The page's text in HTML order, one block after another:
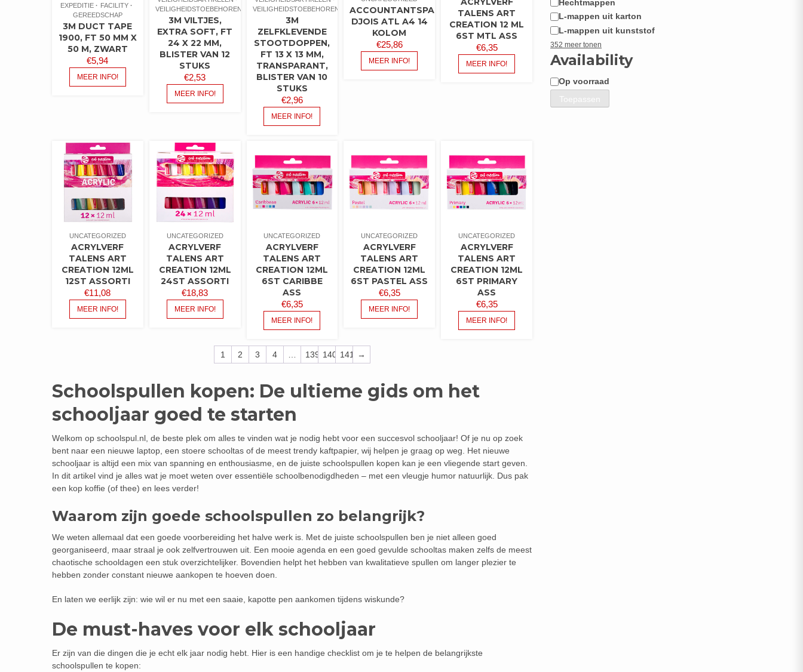
EXPEDITIE
FACILITY
GEREEDSCHAP
3M DUCT TAPE
1900, FT 50 MM X
50 M, ZWART
€5,94
MEER INFO!
VEILIGHEIDSTOEBEHOREN
3M VILTJES,
EXTRA SOFT, FT
24 X 22 MM,
BLISTER VAN 12
STUKS
€2,53
MEER INFO!
VEILIGHEIDSTOEBEHOREN
3M
ZELFKLEVENDE
STOOTDOPPEN,
FT 13 X 13 MM,
TRANSPARANT,
BLISTER VAN 10
STUKS
€2,96
MEER INFO!
ACCOUNTANTSPAPIER
DJOIS ATL A4 14
KOLOM
€25,86
MEER INFO!
TALENS ART
CREATION 12 ML
6ST MTL ASS
€6,35
MEER INFO!
UNCATEGORIZED
ACRYLVERF
TALENS ART
CREATION 12ML
12ST ASSORTI
€11,08
MEER INFO!
UNCATEGORIZED
ACRYLVERF
TALENS ART
CREATION 12ML
24ST ASSORTI
€18,83
MEER INFO!
UNCATEGORIZED
ACRYLVERF
TALENS ART
CREATION 12ML
6ST CARIBBE
ASS
€6,35
MEER INFO!
UNCATEGORIZED
ACRYLVERF
TALENS ART
CREATION 12ML
6ST PASTEL ASS
€6,35
MEER INFO!
UNCATEGORIZED
ACRYLVERF
TALENS ART
CREATION 12ML
6ST PRIMARY
ASS
€6,35
MEER INFO!
1 2 3 4 139 140 141 →
Schoolspullen kopen: De ultieme gids om het
schooljaar goed te starten
Welkom op schoolspul.nl, de beste plek om alles te vinden wat je nodig hebt voor een succesvol schooljaar! Of je nu op zoek
bent naar een nieuwe laptop, een stoere schooltas of de meest trendy kaftpapier, wij helpen je graag op weg. Het nieuwe
schooljaar is altijd een mix van spanning en enthousiasme, en de juiste schoolspullen kopen kan je een vliegende start geven.
In dit artikel vind je alles wat je moet weten over essentiële schoolbenodigdheden – met een vleugje humor natuurlijk. Dus pak
een kop koffie (of thee) en lees verder!
Waarom zijn goede schoolspullen zo belangrijk?
We weten allemaal dat een goede voorbereiding het halve werk is. Met de juiste schoolspullen ben je niet alleen goed
georganiseerd, maar straal je ook zelfvertrouwen uit. Een mooie agenda en een goed gevulde schooltas maken zelfs de meest
chaotische schooldagen een stuk overzichtelijker. Bovendien helpt het hebben van kwalitatieve spullen om langer plezier te
hebben zonder constant nieuwe aankopen te hoeven doen.
En laten we eerlijk zijn: wie wil er nu met een saaie, kapotte pen aankomen tijdens wiskunde?
De must-haves voor elk schooljaar
Er zijn van die dingen die je echt elk jaar nodig hebt. Hier is een handige checklist om je te helpen de belangrijkste
schoolspullen te kopen:
Hechtmappen
L-mappen uit karton
L-mappen uit kunststof
352 meer tonen
Availability
Beschikbaarheid
Op voorraad
Toepassen